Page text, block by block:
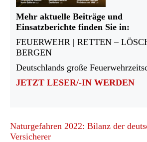
Mehr aktuelle Beiträge und
Einsatzberichte finden Sie in:
FEUERWEHR | RETTEN –
BERGEN
Deutschlands große
JETZT LESER/-IN WERDEN
Naturgefahren 2022: Bilanz der
Versicherer